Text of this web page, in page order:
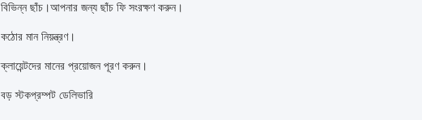
বিভিন্ন ছাঁচ।আপনার জন্য ছাঁচ ফি সংরক্ষণ করুন।
কঠোর মান নিয়ন্ত্রণ।
ক্লায়েন্টদের মানের প্রয়োজন পূরণ করুন।
বড় স্টকপ্রম্পট ডেলিভারি